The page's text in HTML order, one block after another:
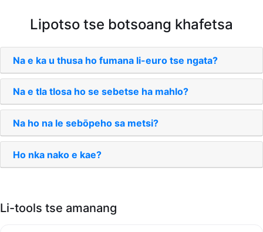
Lipotso tse botsoang khafetsa
Na e ka u thusa ho fumana li-euro tse ngata?
Na e tla tlosa ho se sebetse ha mahlo?
Na ho na le sebōpeho sa metsi?
Ho nka nako e kae?
Li-tools tse amanang